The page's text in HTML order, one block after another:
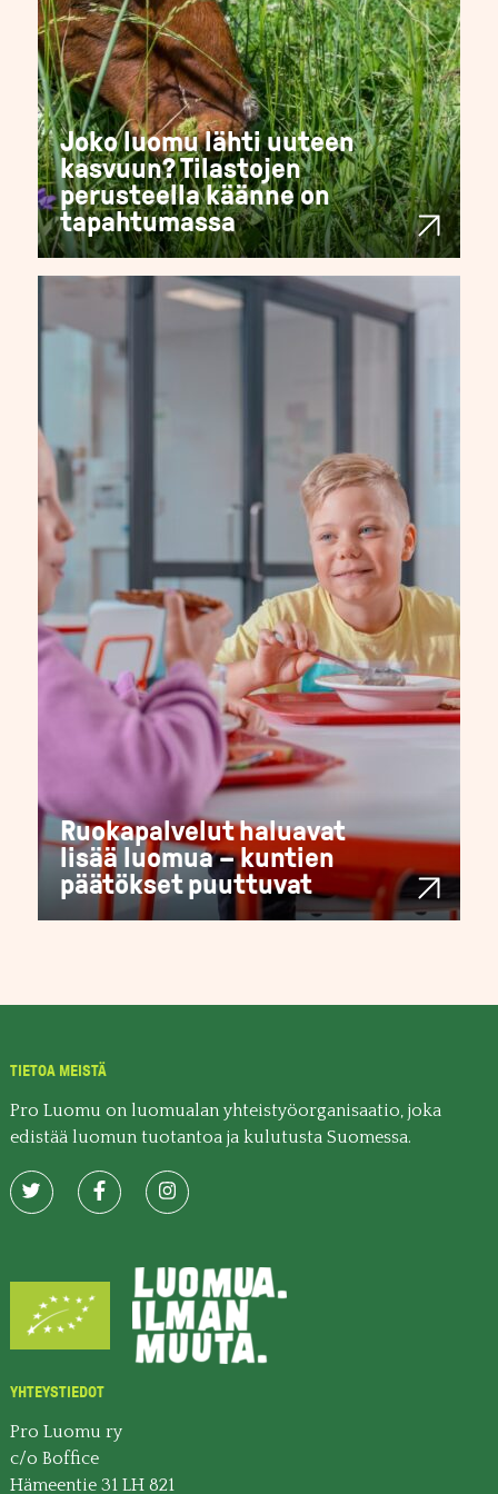
Joko luomu lähti uuteen
kasvuun? Tilastojen
perusteella käänne on
tapahtumassa
Ruokapalvelut haluavat
lisää luomua – kuntien
päätökset puuttuvat
TIETOA MEISTÄ
Pro Luomu on luomualan yhteistyöorganisaatio, joka
edistää luomun tuotantoa ja kulutusta Suomessa.
YHTEYSTIEDOT
Pro Luomu ry
c/o Boffice
Hämeentie 31 LH 821